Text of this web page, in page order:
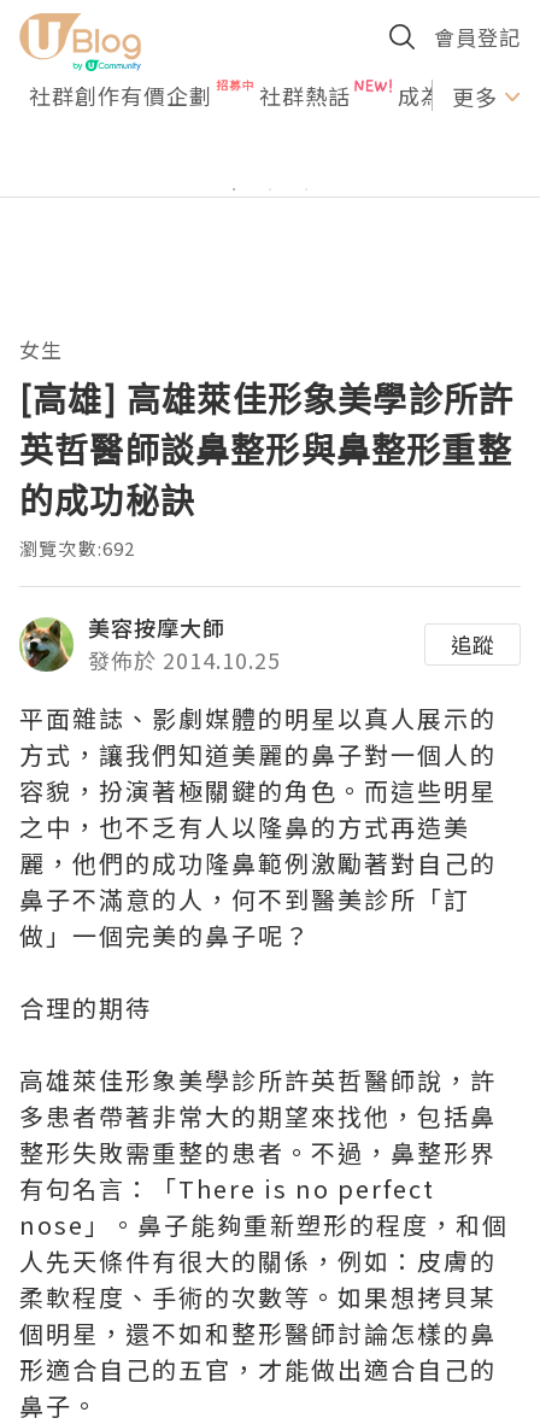
會員登記
社群創作有價企劃 社群熱話 成為U更多
女生
[高雄] 高雄萊佳形象美學診所許
英哲醫師談鼻整形與鼻整形重整
的成功秘訣
瀏覽次數:692
美容按摩大師
發佈於 2014.10.25
追蹤
平面雜誌、影劇媒體的明星以真人展示的
方式，讓我們知道美麗的鼻子對一個人的
容貌，扮演著極關鍵的角色。而這些明星
之中，也不乏有人以隆鼻的方式再造美
麗，他們的成功隆鼻範例激勵著對自己的
鼻子不滿意的人，何不到醫美診所「訂
做」一個完美的鼻子呢？
合理的期待
高雄萊佳形象美學診所許英哲醫師說，許
多患者帶著非常大的期望來找他，包括鼻
整形失敗需重整的患者。不過，鼻整形界
有句名言：「There is no perfect
nose」。鼻子能夠重新塑形的程度，和個
人先天條件有很大的關係，例如：皮膚的
柔軟程度、手術的次數等。如果想拷貝某
個明星，還不如和整形醫師討論怎樣的鼻
形適合自己的五官，才能做出適合自己的
鼻子。